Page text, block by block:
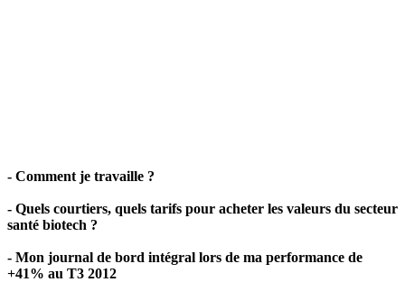
- Comment je travaille ?
- Quels courtiers, quels tarifs pour acheter les valeurs du secteur
santé biotech ?
- Mon journal de bord intégral lors de ma performance de
+41% au T3 2012